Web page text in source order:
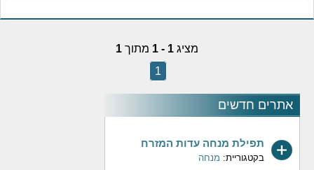
אתרים חדשים
תפילת מנחה עדות המזרח
בקטגוריית: מנחה
מציג 1 - 1 מתוך 1
1